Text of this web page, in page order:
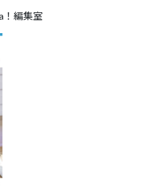
！編集室